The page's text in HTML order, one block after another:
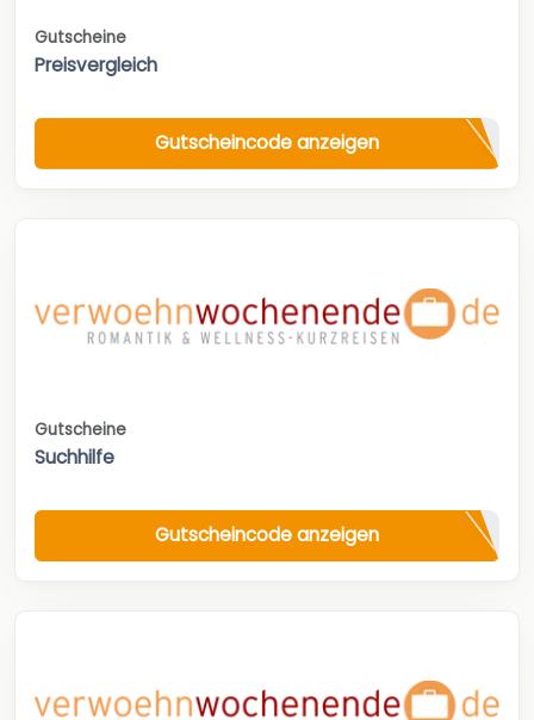
Gutscheine
Preisvergleich
Gutscheincode anzeigen
Gutscheine
Suchhilfe
Gutscheincode anzeigen